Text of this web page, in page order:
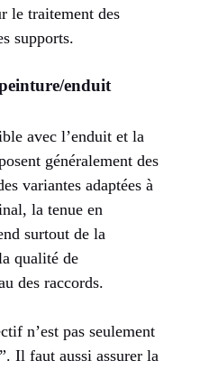
le traitement des
supports.
enduit
avec l’enduit et la
généralement des
variantes adaptées à
la tenue en
surtout de la
qualité de
des raccords.
n’est pas seulement
Il faut aussi assurer la